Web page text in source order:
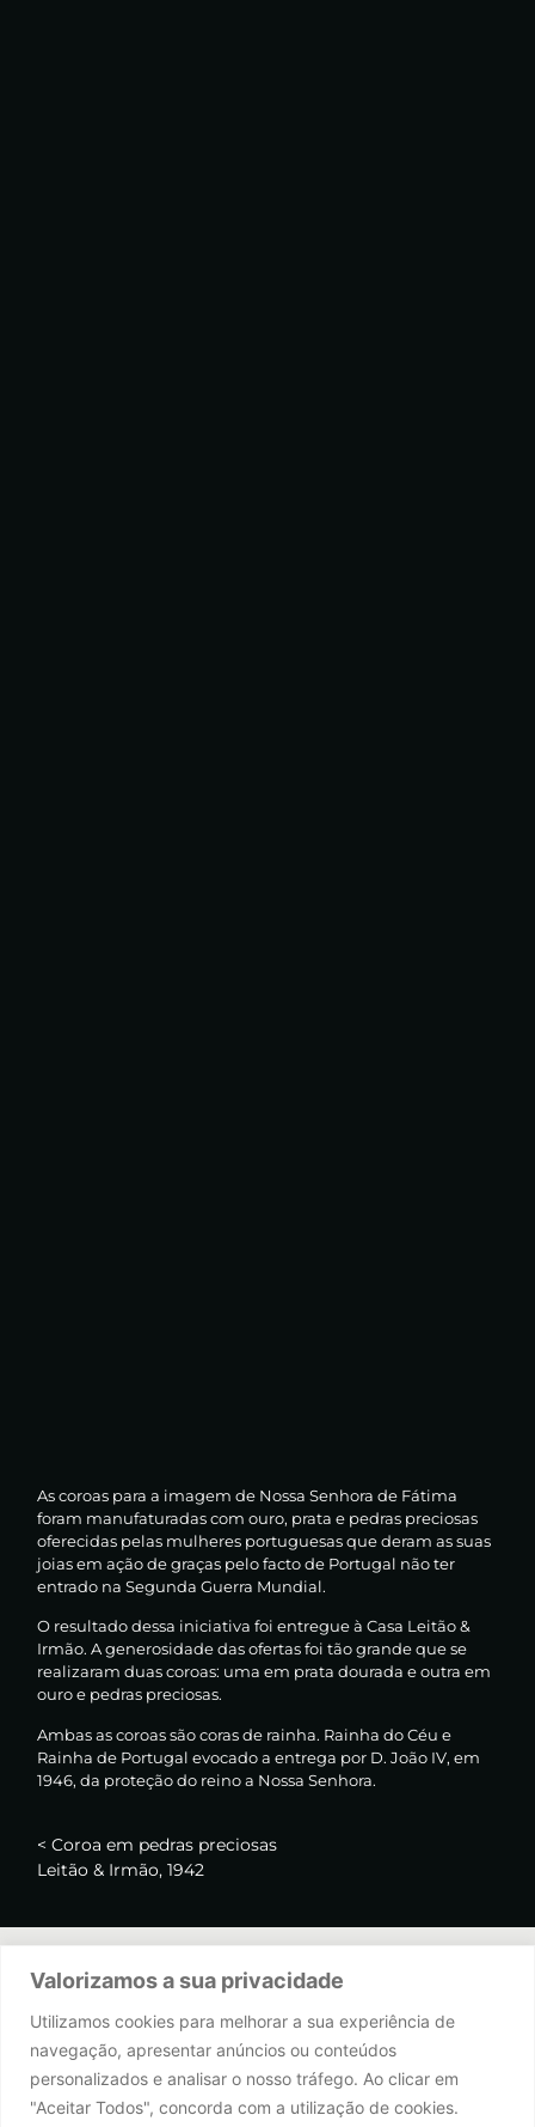
Valorizamos a sua privacidade
Utilizamos cookies para melhorar a sua experiência de
navegação, apresentar anúncios ou conteúdos
personalizados e analisar o nosso tráfego. Ao clicar em
"Aceitar Todos", concorda com a utilização de cookies.
As coroas para a imagem de Nossa Senhora de Fátima
foram manufaturadas com ouro, prata e pedras preciosas
oferecidas pelas mulheres portuguesas que deram as suas
joias em ação de graças pelo facto de Portugal não ter
entrado na Segunda Guerra Mundial.
O resultado dessa iniciativa foi entregue à Casa Leitão &
Irmão. A generosidade das ofertas foi tão grande que se
realizaram duas coroas: uma em prata dourada e outra em
ouro e pedras preciosas.
Ambas as coroas são coras de rainha. Rainha do Céu e
Rainha de Portugal evocado a entrega por D. João IV, em
1946, da proteção do reino a Nossa Senhora.
< Coroa em pedras preciosas
Leitão & Irmão, 1942